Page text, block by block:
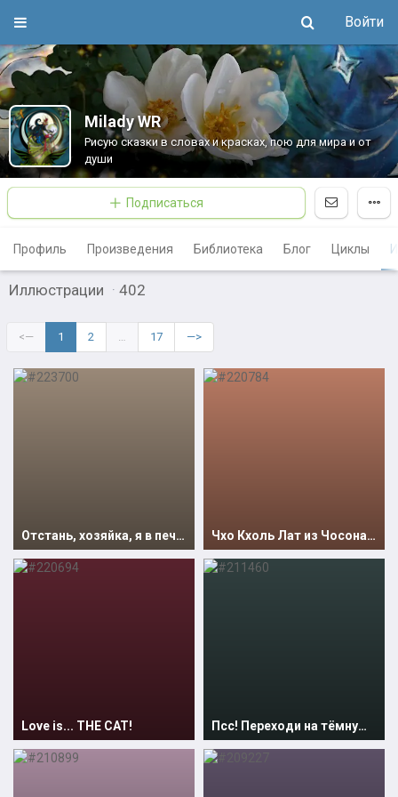
Войти
Milady WR
Рисую сказки в словах и красках, пою для мира и от
души
Подписаться
Профиль Произведения Библиотека Блог Циклы
Иллюстрации · 402
<— 1 2 … 17 —>
Отстань, хозяйка, я в печали Чхо Кхоль Лат из Чосона. Вышивальная серия котиков
Love is... THE CAT! Псс! Переходи на тёмную сторону силы!